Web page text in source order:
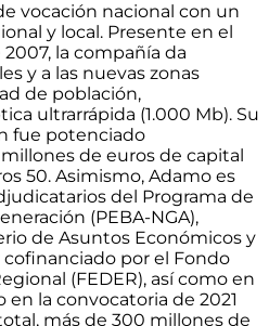
vocación nacional con un
y local. Presente en el
2007, la compañía da
y a las nuevas zonas
de población,
ultrarrápida (1.000 Mb). Su
fue potenciado
de euros de capital
50. Asimismo, Adamo es
del Programa de
(PEBA-NGA),
de Asuntos Económicos y
por el Fondo
(FEDER), así como en
la convocatoria de 2021
más de 300 millones de